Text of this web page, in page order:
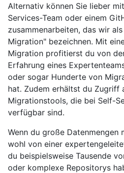
Alternativ können Sie lieber
Services-Team oder einem
zusammenarbeiten, das wir
Migration" bezeichnen. Mit
Migration profitierst du von
Erfahrung eines
oder sogar Hunderte von
hat. Zudem erhältst du Zugriff
Migrationstools, die bei Self-
verfügbar sind.
Wenn du große
wohl von einer
du beispielsweise Tausende
oder komplexe Repositorys